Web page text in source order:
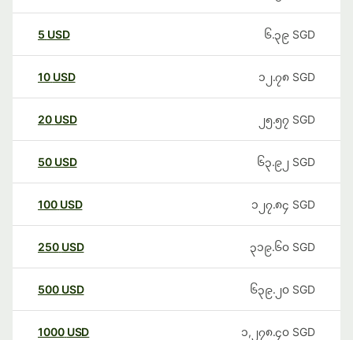
5 USD ၆.၃၉ SGD
10 USD ၁၂.၇၈ SGD
20 USD ၂၅.၅၇ SGD
50 USD ၆၃.၉၂ SGD
100 USD ၁၂၇.၈၄ SGD
250 USD ၃၁၉.၆၀ SGD
500 USD ၆၃၉.၂၀ SGD
1000 USD ၁,၂၇၈.၄၀ SGD